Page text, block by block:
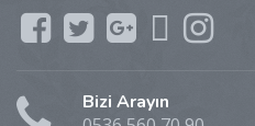
Bizi Arayın